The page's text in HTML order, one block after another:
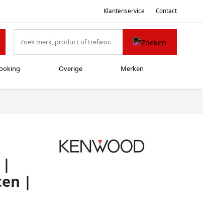
Klantenservice Contact
Overige Merken
|
|